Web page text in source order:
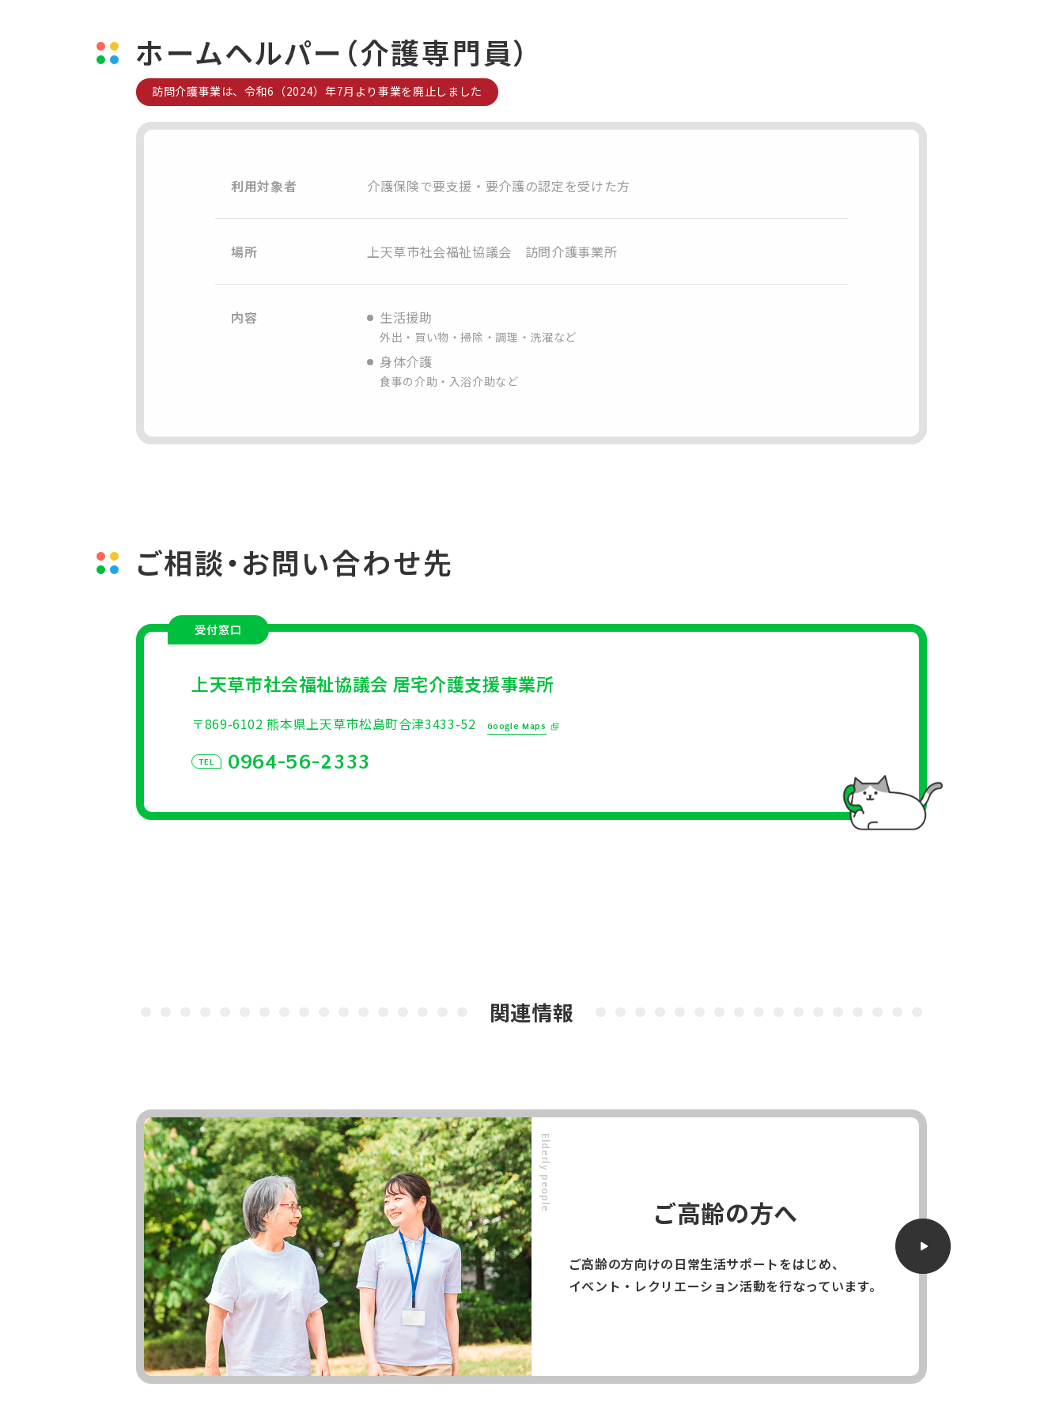
ホームヘルパー（介護専門員）
訪問介護事業は、令和6（2024）年7月より事業を廃止しました
利用対象者 介護保険で要支援・要介護の認定を受けた方
場所 上天草市社会福祉協議会 訪問介護事業所
内容 生活援助
外出・買い物・掃除・調理・洗濯など
身体介護
食事の介助・入浴介助など
ご相談・お問い合わせ先
受付窓口
上天草市社会福祉協議会 居宅介護支援事業所
〒869-6102 熊本県上天草市松島町合津3433-52 Google Maps
TEL 0964-56-2333
関連情報
Elderly people
ご高齢の方へ
ご高齢の方向けの日常生活サポートをはじめ、
イベント・レクリエーション活動を行なっています。